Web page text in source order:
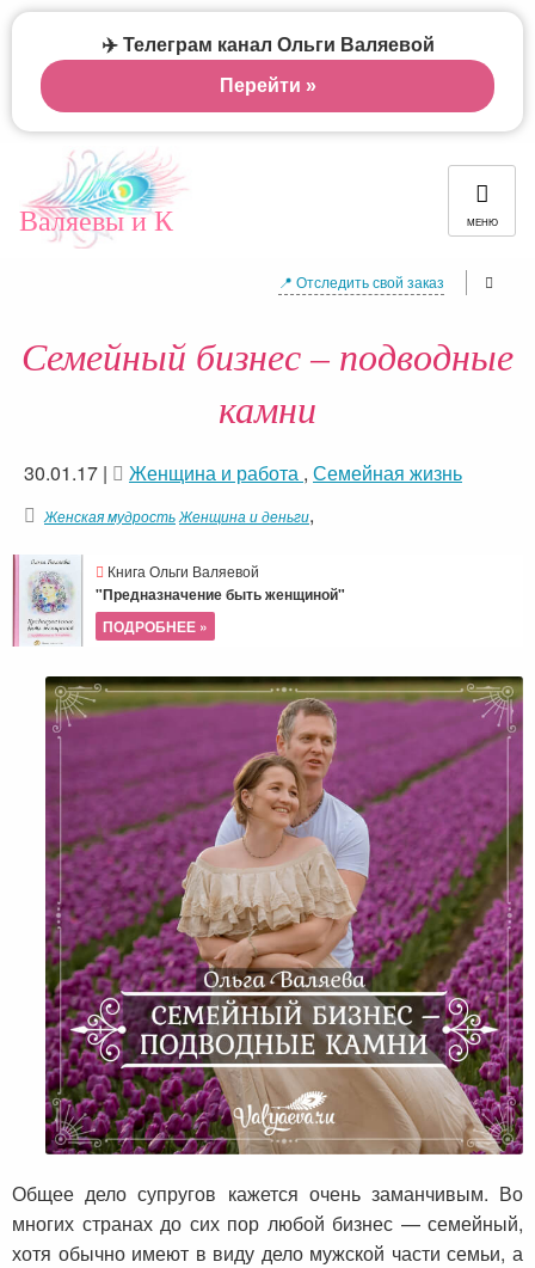
Валяевы и К МЕНЮ
📍 Отследить свой заказ
Семейный бизнес – подводные
камни
30.01.17 | Женщина и работа , Семейная жизнь
Женская мудростьЖенщина и деньги,
Книга Ольги Валяевой
"Предназначение быть женщиной"
ПОДРОБНЕЕ »
Общее дело супругов кажется очень заманчивым. Во
многих странах до сих пор любой бизнес — семейный,
хотя обычно имеют в виду дело мужской части семьи, а
✈️ Телеграм канал Ольги Валяевой
Перейти »